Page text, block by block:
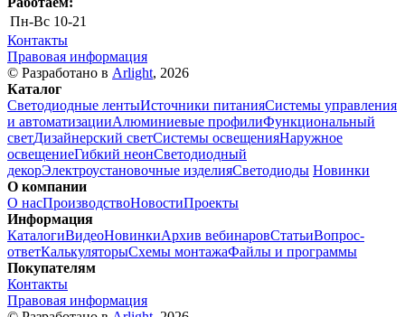
Пн-Вс 10-21
Контакты
Правовая информация
© Разработано в Arlight, 2026
Каталог
Светодиодные лентыИсточники питанияСистемы управления
и автоматизацииАлюминиевые профилиФункциональный
светДизайнерский светСистемы освещенияНаружное
освещениеГибкий неонСветодиодный
декорЭлектроустановочные изделияСветодиоды Новинки
О компании
О насПроизводствоНовостиПроекты
Информация
КаталогиВидеоНовинкиАрхив вебинаровСтатьиВопрос-
ответКалькуляторыСхемы монтажаФайлы и программы
Покупателям
Контакты
Правовая информация